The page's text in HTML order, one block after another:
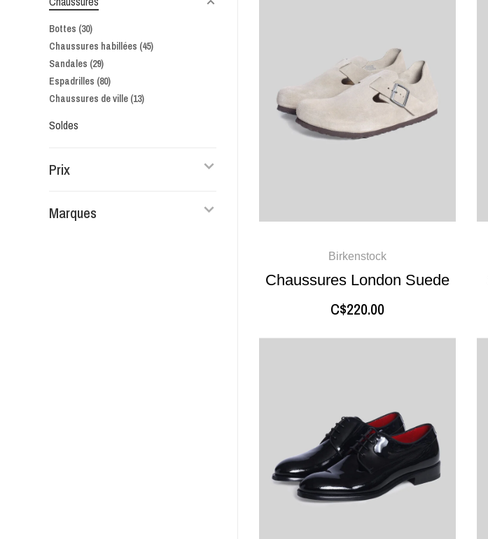
Bottes (30)
Chaussures habillées (45)
Sandales (29)
Espadrilles (80)
Chaussures de ville (13)
Soldes
Prix
Marques
Birkenstock
Chaussures London Suede
Taupe
C$220.00